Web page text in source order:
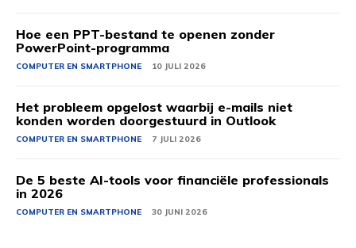
Hoe een PPT-bestand te openen zonder
PowerPoint-programma
COMPUTER EN SMARTPHONE 10 JULI 2026
Het probleem opgelost waarbij e-mails niet
konden worden doorgestuurd in Outlook
COMPUTER EN SMARTPHONE 7 JULI 2026
De 5 beste AI-tools voor financiële professionals
in 2026
COMPUTER EN SMARTPHONE 30 JUNI 2026